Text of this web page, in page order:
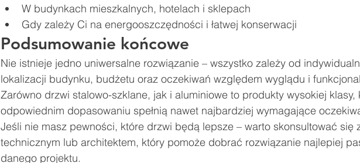
W budynkach mieszkalnych, hotelach i sklepach
Gdy zależy Ci na energooszczędności i łatwej konserwacji
Podsumowanie końcowe
Nie istnieje jedno uniwersalne rozwiązanie – wszystko zależy od
lokalizacji budynku, budżetu oraz oczekiwań względem wyglądu i
Zarówno drzwi stalowo-szklane, jak i aluminiowe to produkty wysokiej
odpowiednim dopasowaniu spełnią nawet najbardziej wymagające
Jeśli nie masz pewności, które drzwi będą lepsze – warto skonsultować
technicznym lub architektem, który pomoże dobrać rozwiązanie najlepiej
danego projektu.